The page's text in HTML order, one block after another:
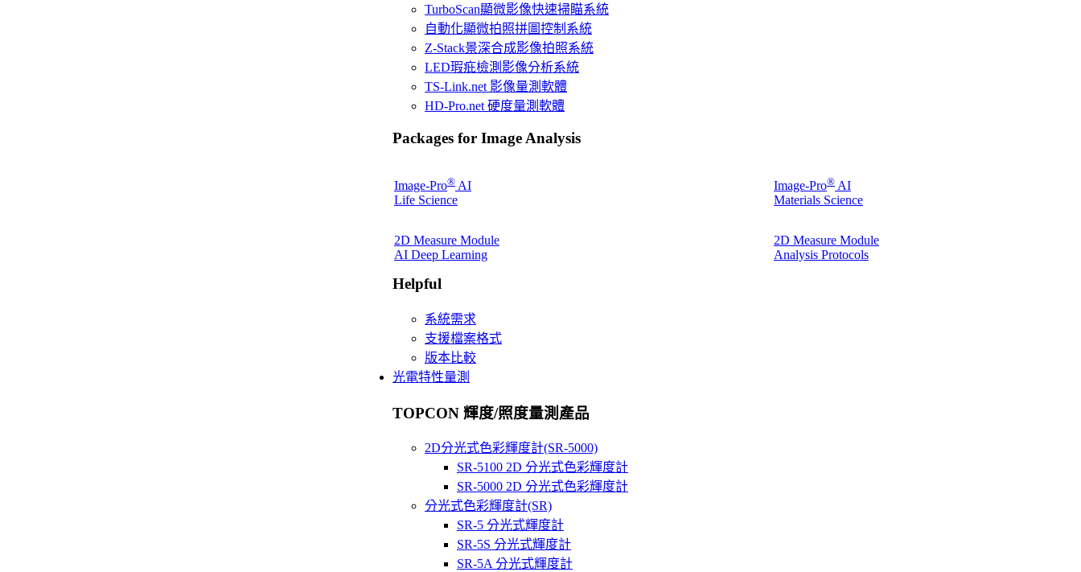
TurboScan顯微影像快速掃瞄系統
自動化顯微拍照拼圖控制系統
Z-Stack景深合成影像拍照系統
LED瑕疪檢測影像分析系統
TS-Link.net 影像量測軟體
HD-Pro.net 硬度量測軟體
Packages for Image Analysis
Image-Pro® AI
Life Science
Image-Pro® AI
Materials Science
2D Measure Module
AI Deep Learning
2D Measure Module
Analysis Protocols
Helpful
系統需求
支援檔案格式
版本比較
光電特性量測
TOPCON 輝度/照度量測產品
2D分光式色彩輝度計(SR-5000)
SR-5100 2D 分光式色彩輝度計
SR-5000 2D 分光式色彩輝度計
分光式色彩輝度計(SR)
SR-5 分光式輝度計
SR-5S 分光式輝度計
SR-5A 分光式輝度計